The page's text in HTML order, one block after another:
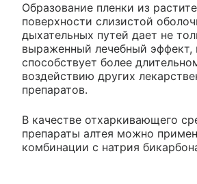
Образование пленки из
поверхности слизистой
дыхательных путей дает не
выраженный лечебный эффект,
способствует более
воздействию других
препаратов.
В качестве отхаркивающего
препараты алтея можно
комбинации с натрия